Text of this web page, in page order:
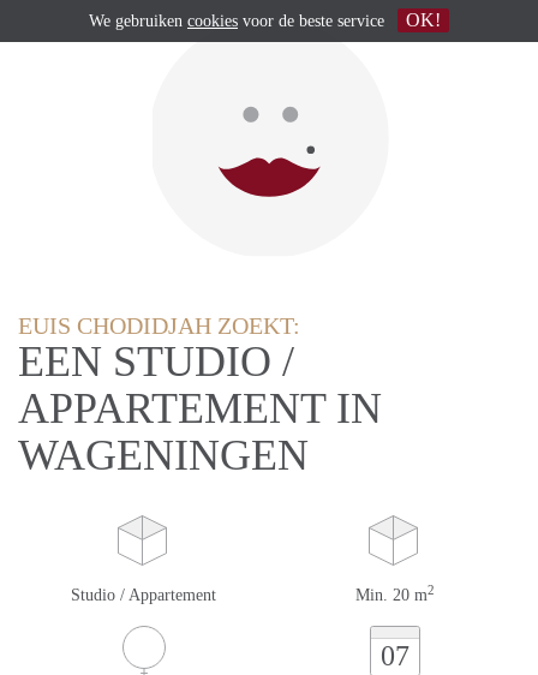
EUIS CHODIDJAH ZOEKT:
EEN STUDIO /
APPARTEMENT IN
WAGENINGEN
Studio / Appartement Min. 20 m2
07
We gebruiken cookies voor de beste service OK!